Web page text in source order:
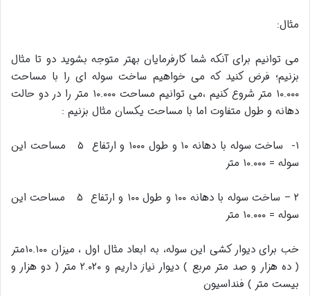
مثال:
می توانیم برای آنکه شما کارفرمایان بهتر متوجه بشوید دو تا مثال
بزنیم؛ فرض کنید که می خواهیم ساخت سوله ای را با مساحت
۱۰.۰۰۰ متر شروع کنیم ،می توانیم مساحت ۱۰.۰۰۰ متر را در دو حالت
دهانه و طول متفاوت اما با مساحت یکسان مثال بزنیم :
۱- ساخت سوله با دهانه ۱۰ و طول ۱۰۰۰ و ارتفاع ۵ مساحت این
سوله = ۱۰.۰۰۰ متر
۲ – ساخت سوله با دهانه ۱۰۰ و طول ۱۰۰ و ارتفاع ۵ مساحت این
سوله = ۱۰.۰۰۰ متر
خب برای دیوار کشی این سوله، به ابعاد مثال اول ، میزان ۱۰.۱۰۰متر
( ده هزار و صد متر مربع ) دیوار نیاز داریم و ۲.۰۲۰ متر ( دو هزار و
بیست متر ) فنداسیون